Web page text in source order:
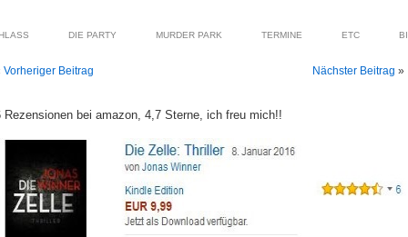
DIE PARTY MURDER PARK TERMINE ETC
Vorheriger Beitrag Nächster Beitrag »
Rezensionen bei amazon, 4,7 Sterne, ich freu mich!!